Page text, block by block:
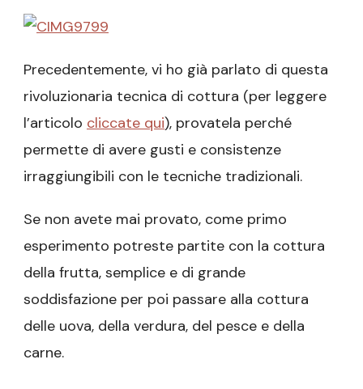
Precedentemente, vi ho già parlato di questa
rivoluzionaria tecnica di cottura (per leggere
l’articolo cliccate qui), provatela perché
permette di avere gusti e consistenze
irraggiungibili con le tecniche tradizionali.
Se non avete mai provato, come primo
esperimento potreste partite con la cottura
della frutta, semplice e di grande
soddisfazione per poi passare alla cottura
delle uova, della verdura, del pesce e della
carne.